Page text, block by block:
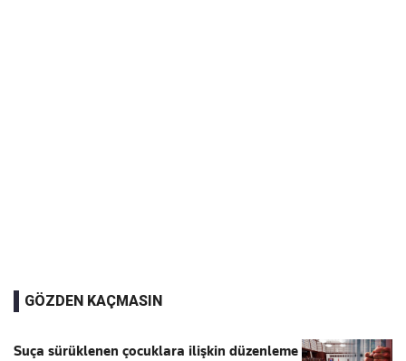
GÖZDEN KAÇMASIN
Suça sürüklenen çocuklara ilişkin düzenleme